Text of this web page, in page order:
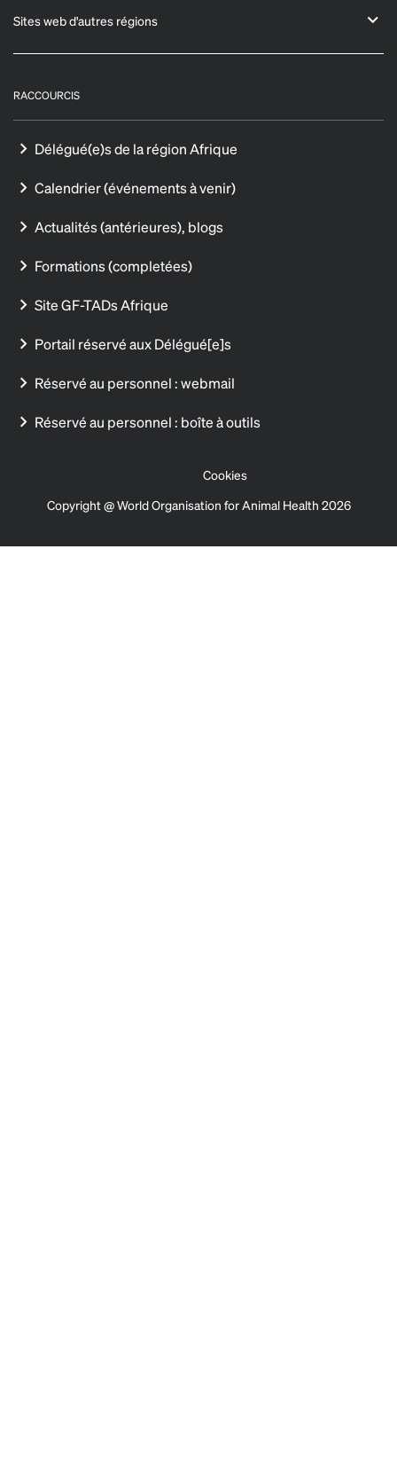
Sites web d'autres régions
RACCOURCIS
Délégué(e)s de la région Afrique
Calendrier (événements à venir)
Actualités (antérieures), blogs
Formations (completées)
Site GF-TADs Afrique
Portail réservé aux Délégué[e]s
Réservé au personnel : webmail
Réservé au personnel : boîte à outils
Cookies
Copyright @ World Organisation for Animal Health 2026